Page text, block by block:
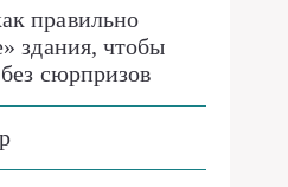
правильно
здания, чтобы
сюрпризов